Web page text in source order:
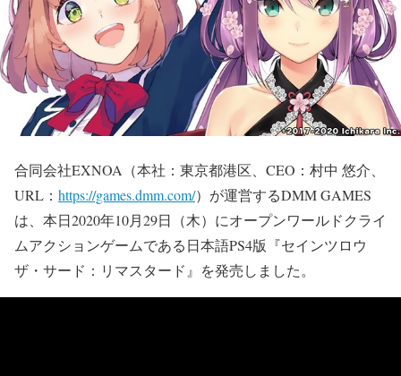
合同会社EXNOA（本社：東京都港区、CEO：村中 悠介、
URL： https://games.dmm.com/）が運営するDMM GAMES
は、本日2020年10月29日（木）にオープンワールドクライ
ムアクションゲームである日本語PS4版『セインツロウ
ザ・サード：リマスタード』を発売しました。